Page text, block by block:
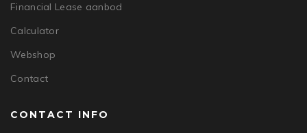
Financial Lease aanbod
Calculator
Webshop
Contact
CONTACT INFO